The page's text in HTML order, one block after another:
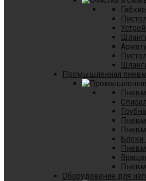
Промышленная
Блоки
Оборудование для